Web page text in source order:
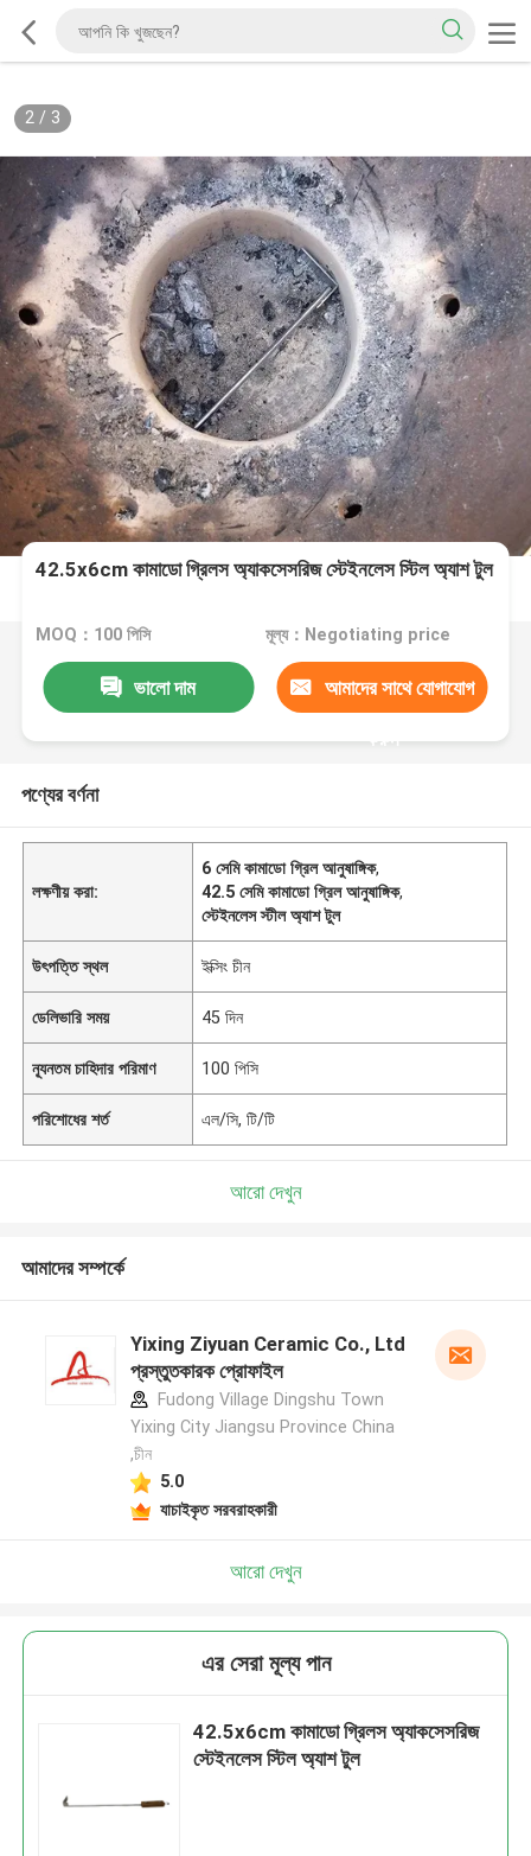
2/ 3
42.5x6cm কামাডো গ্রিলস অ্যাকসেসরিজ স্টেইনলেস স্টিল অ্যাশ টুল
MOQ：100 পিসি মূল্য：Negotiating price
ভালো দাম আমাদের সাথে যোগাযোগ
করুন
পণ্যের বর্ণনা
লক্ষণীয় করা:
6 সেমি কামাডো গ্রিল আনুষাঙ্গিক,
42.5 সেমি কামাডো গ্রিল আনুষাঙ্গিক,
স্টেইনলেস স্টীল অ্যাশ টুল
উৎপত্তি স্থল ইক্সিং চীন
ডেলিভারি সময় 45 দিন
ন্যূনতম চাহিদার পরিমাণ 100 পিসি
পরিশোধের শর্ত এল/সি, টি/টি
আরো দেখুন
আমাদের সম্পর্কে
Yixing Ziyuan Ceramic Co., Ltd
প্রস্তুতকারক প্রোফাইল
Fudong Village Dingshu Town
Yixing City Jiangsu Province China
,চীন
5.0
যাচাইকৃত সরবরাহকারী
আরো দেখুন
এর সেরা মূল্য পান
42.5x6cm কামাডো গ্রিলস অ্যাকসেসরিজ
স্টেইনলেস স্টিল অ্যাশ টুল